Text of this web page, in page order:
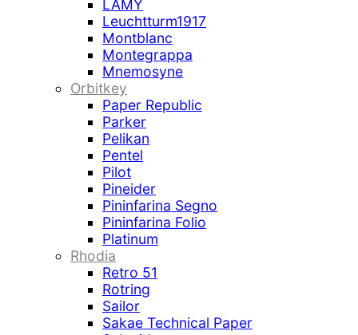
LAMY
Leuchtturm1917
Montblanc
Montegrappa
Mnemosyne
Orbitkey
Paper Republic
Parker
Pelikan
Pentel
Pilot
Pineider
Pininfarina Segno
Pininfarina Folio
Platinum
Rhodia
Retro 51
Rotring
Sailor
Sakae Technical Paper